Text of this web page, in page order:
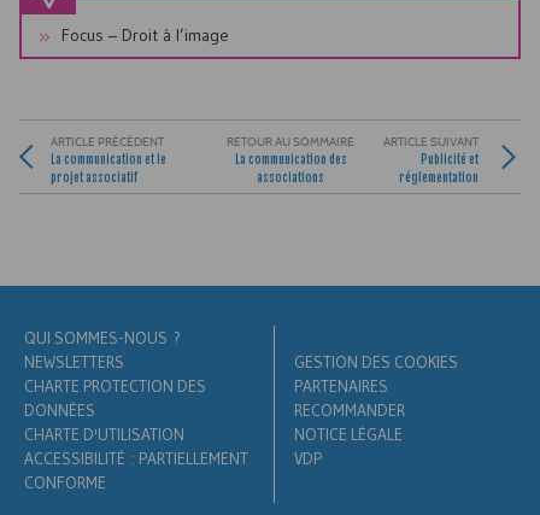
Focus – Droit à l’image
ARTICLE PRÉCÉDENT
La communication et le
projet associatif
RETOUR AU SOMMAIRE
La communication des
associations
ARTICLE SUIVANT
Publicité et
réglementation
QUI SOMMES-NOUS ?
NEWSLETTERS
CHARTE PROTECTION DES
DONNÉES
CHARTE D'UTILISATION
ACCESSIBILITÉ : PARTIELLEMENT
CONFORME
GESTION DES COOKIES
PARTENAIRES
RECOMMANDER
NOTICE LÉGALE
VDP